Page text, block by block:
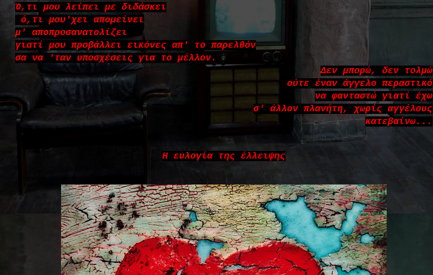
Ό,τι μου λείπει με διδάσκει
ό,τι μου'χει απομείνει
μ' αποπροσανατολίζει
γιατί μου προβάλλει εικόνες απ' το παρελθόν
σα να 'ταν υποσχέσεις για το μέλλον.
Δεν μπορώ, δεν τολμώ
ούτε έναν άγγελο περαστικό
να φανταστώ γιατί έχω
σ' άλλον πλανήτη, χωρίς αγγέλους
κατεβαίνω...
Η ευλογία της έλλειψης